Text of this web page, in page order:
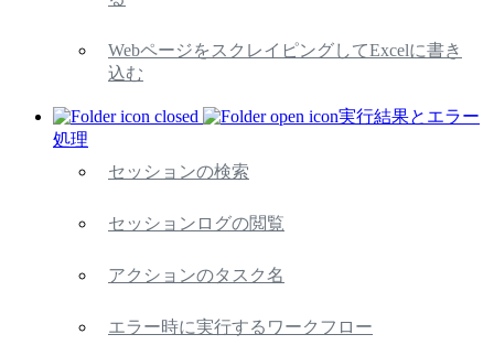
WebページをスクレイピングしてExcelに書き
込む
実行結果とエラー
処理
セッションの検索
セッションログの閲覧
アクションのタスク名
エラー時に実行するワークフロー